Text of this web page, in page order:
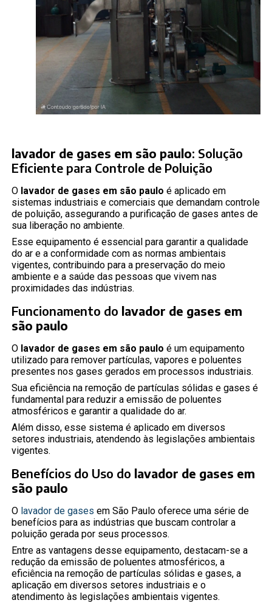
lavador de gases em são paulo: Solução
Eficiente para Controle de Poluição
O lavador de gases em são paulo é aplicado em
sistemas industriais e comerciais que demandam controle
de poluição, assegurando a purificação de gases antes de
sua liberação no ambiente.
Esse equipamento é essencial para garantir a qualidade
do ar e a conformidade com as normas ambientais
vigentes, contribuindo para a preservação do meio
ambiente e a saúde das pessoas que vivem nas
proximidades das indústrias.
Funcionamento do lavador de gases em
são paulo
O lavador de gases em são paulo é um equipamento
utilizado para remover partículas, vapores e poluentes
presentes nos gases gerados em processos industriais.
Sua eficiência na remoção de partículas sólidas e gases é
fundamental para reduzir a emissão de poluentes
atmosféricos e garantir a qualidade do ar.
Além disso, esse sistema é aplicado em diversos
setores industriais, atendendo às legislações ambientais
vigentes.
Benefícios do Uso do lavador de gases em
são paulo
O lavador de gases em São Paulo oferece uma série de
benefícios para as indústrias que buscam controlar a
poluição gerada por seus processos.
Entre as vantagens desse equipamento, destacam-se a
redução da emissão de poluentes atmosféricos, a
eficiência na remoção de partículas sólidas e gases, a
aplicação em diversos setores industriais e o
atendimento às legislações ambientais vigentes.